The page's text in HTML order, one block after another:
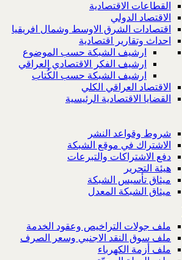
القطاعات الاقتصادية
الاقتصاد الدولي
اقتصادات الشرق الاوسط وشمال افريقيا
احداث وتقارير اقتصادية
ارشيف الشبكة حسب الموضوع
ارشيف الفكر الاقتصادي العراقي
ارشيف الشبكة حسب الكُتاب
الاقتصاد العراقي الكلي
القضايا الاقتصادية الرئيسية
شروط وقواعد النشر
الاشتراك في موقع الشبكة
دفع الاشتراكات والتبرعات
هيئة التحرير
ميثاق تأسيس الشبكة
ميثاق الشبكة المعدل
ملف جولات التراخيص وعقود الخدمة
ملف سوق النقد الاجنبي وسعر الصرف
ملف أزمة الكهرباء